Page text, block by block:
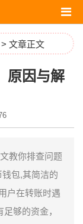
> 文章正文
原因与解
教你排查问题
包,其简洁的
户在转账时遇
够的资金，